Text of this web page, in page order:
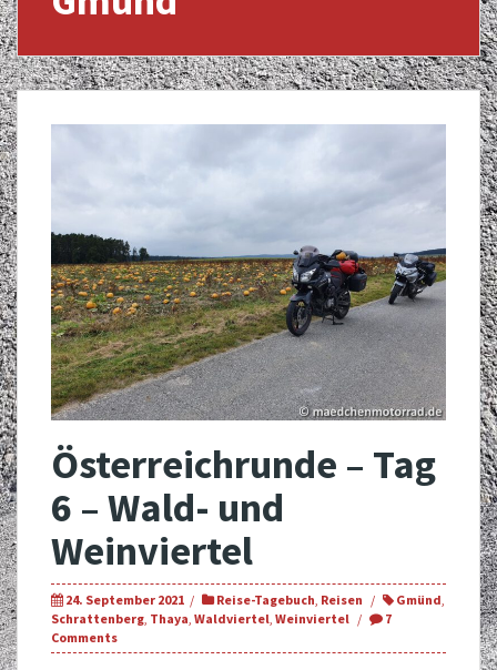
Österreichrunde – Tag
6 – Wald- und
Weinviertel
24. September 2021 Reise-Tagebuch, Reisen Gmünd,
Schrattenberg, Thaya, Waldviertel, Weinviertel
7
Comments